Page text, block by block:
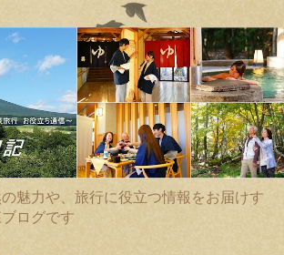
魅力や、旅行に役立つ情報をお届けす
ログです